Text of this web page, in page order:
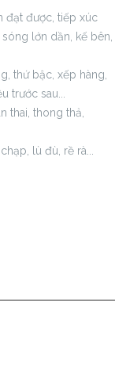
đạt được, tiếp xúc
lớn dần, kế bên,
thứ bậc, xếp hàng,
trước sau...
thai, thong thả,
lù đù, rề rà...